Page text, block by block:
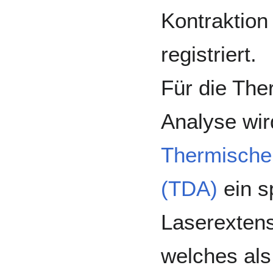
registriert.
Für die
Analyse
(TDA) ein
welches